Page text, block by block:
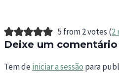
5 from 2 votes (2
Deixe um comentário
Tem deiniciar a sessão para